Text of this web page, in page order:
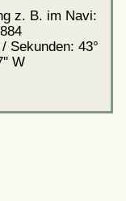
z. B. im Navi:
Sekunden: 43°
W